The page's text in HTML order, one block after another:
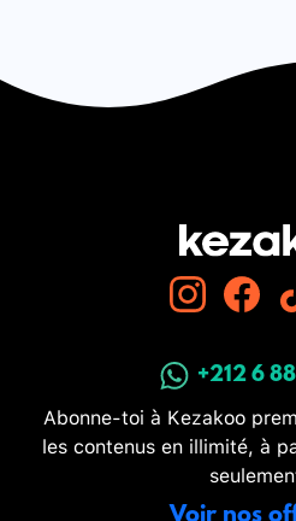
+212 6
Abonne-toi à Kezakoo
les contenus en illimité, à